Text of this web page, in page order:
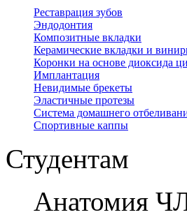
Реставрация зубов
Эндодонтия
Композитные вкладки
Керамические вкладки и
Коронки на основе диоксида
Имплантация
Невидимые брекеты
Эластичные протезы
Система домашнего
Спортивные каппы
Студентам
Анатомия